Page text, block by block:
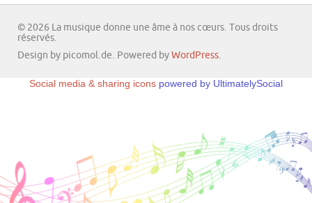
© 2026 La musique donne une âme à nos cœurs. Tous droits
réservés.
Design by picomol.de. Powered by WordPress.
Social media & sharing icons powered by UltimatelySocial